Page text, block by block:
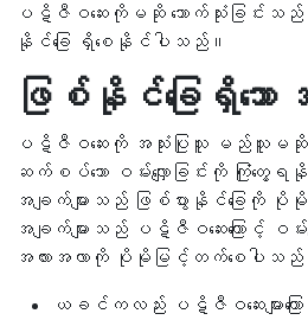
ပဋိဇီဝဆေးကိုမဆို သောက်သုံးခြင်းသည် သ
နိုင်ခြေ ရှိစေနိုင်ပါသည်။
ဖြစ်နိုင်ခြေရှိသော အက
ပဋိဇီဝဆေးကို အသုံးပြုသူ မည်သူမ
ဆက်စပ်သော ဝမ်းလျှောခြင်းကို ကြုံတွေ့ရ
အချက်များသည် ဖြစ်ပွားနိုင်ခြေကို ပို
အချက်များသည် ပဋိဇီဝဆေးကြောင့် ဝမ်
အလားအလာကို ပိုမိုမြင့်တက်စေပါသည်
ယခင်ကလည်း ပဋိဇီဝဆေးများကြော